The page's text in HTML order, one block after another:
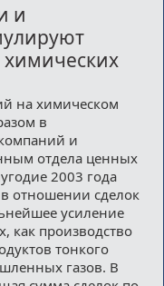
и
на химическом
в
и
отдела ценных
2003 года
отношении сделок
усиление
как производство
тонкого
газов. В